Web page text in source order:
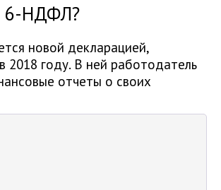
6-НДФЛ?
новой декларацией,
2018 году. В ней работодатель
отчеты о своих